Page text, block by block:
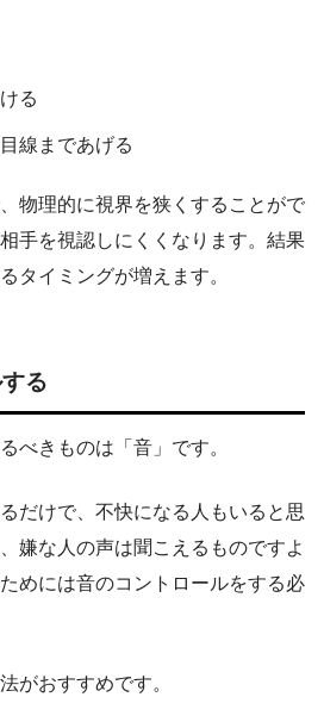
る
線まであげる
物理的に視界を狭くすることがで
手を視認しにくくなります。結果
タイミングが増えます。
る
べきものは「音」です。
だけで、不快になる人もいると思
嫌な人の声は聞こえるものですよ
めには音のコントロールをする必
がおすすめです。